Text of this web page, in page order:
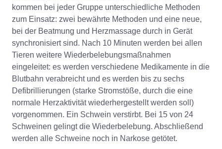
kommen bei jeder Gruppe unterschiedliche Methoden
zum Einsatz: zwei bewährte Methoden und eine neue,
bei der Beatmung und Herzmassage durch in Gerät
synchronisiert sind. Nach 10 Minuten werden bei allen
Tieren weitere Wiederbelebungsmaßnahmen
eingeleitet: es werden verschiedene Medikamente in die
Blutbahn verabreicht und es werden bis zu sechs
Defibrillierungen (starke Stromstöße, durch die eine
normale Herzaktivität wiederhergestellt werden soll)
vorgenommen. Ein Schwein verstirbt. Bei 15 von 24
Schweinen gelingt die Wiederbelebung. Abschließend
werden alle Schweine noch in Narkose getötet.